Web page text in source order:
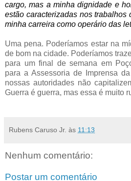
cargo, mas a minha dignidade e
estão caracterizadas nos
minha carreira como operário das
Uma pena. Poderíamos estar na
de bom na cidade. Poderíamos
para um final de semana em
para a Assessoria de Imprensa
nossas autoridades não
Guerra é guerra, mas essa é muito
Rubens Caruso Jr. às 11:13
Nenhum comentário:
Postar um comentário